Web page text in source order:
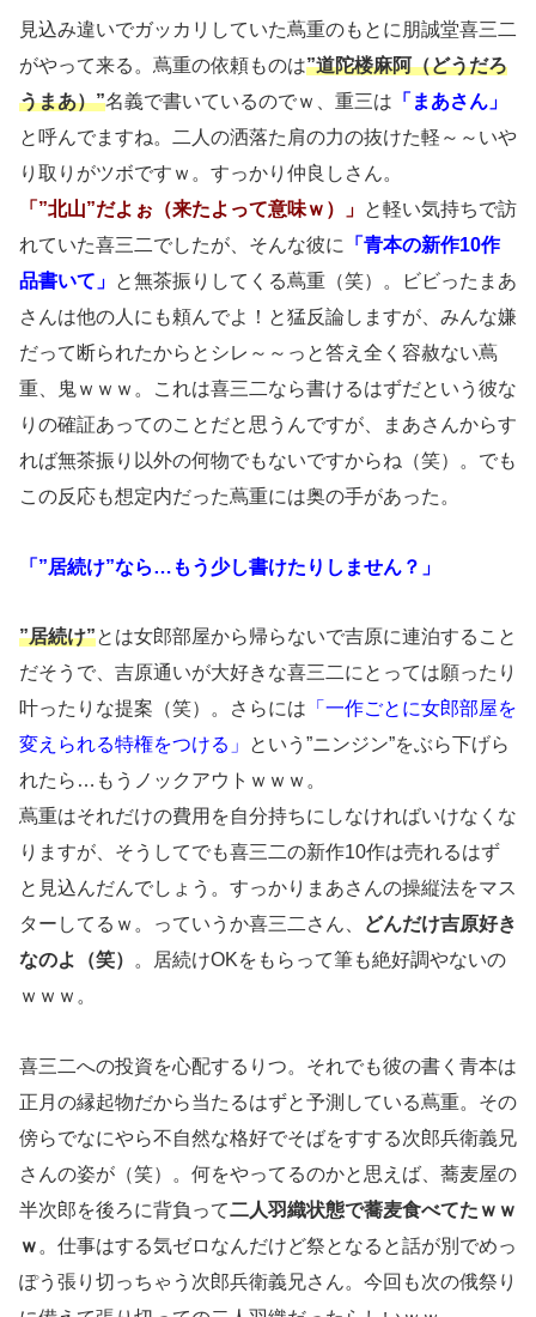
見込み違いでガッカリしていた蔦重のもとに朋誠堂喜三二
がやって来る。蔦重の依頼ものは”道陀楼麻阿（どうだろ
うまあ）”名義で書いているのでｗ、重三は 「まあさん」
と呼んでますね。二人の洒落た肩の力の抜けた軽～～いや
り取りがツボですｗ。すっかり仲良しさん。
「”北山”だよぉ（来たよって意味ｗ）」 と軽い気持ちで訪
れていた喜三二でしたが、そんな彼に
「青本の新作10作
品書いて」 と無茶振りしてくる蔦重（笑）。ビビったまあ
さんは他の人にも頼んでよ！と猛反論しますが、みんな嫌
だって断られたからとシレ～～っと答え全く容赦ない蔦
重、鬼ｗｗｗ。これは喜三二なら書けるはずだという彼な
りの確証あってのことだと思うんですが、まあさんからす
れば無茶振り以外の何物でもないですからね（笑）。でも
この反応も想定内だった蔦重には奥の手があった。
「”居続け”なら…もう少し書けたりしません？」
”居続け”とは女郎部屋から帰らないで吉原に連泊すること
だそうで、吉原通いが大好きな喜三二にとっては願ったり
叶ったりな提案（笑）。さらには 「一作ごとに女郎部屋を
変えられる特権をつける」
という”ニンジン”をぶら下げら
れたら…もうノックアウトｗｗｗ。
蔦重はそれだけの費用を自分持ちにしなければいけなくな
りますが、そうしてでも喜三二の新作10作は売れるはず
と見込んだんでしょう。すっかりまあさんの操縦法をマス
ターしてるｗ。っていうか喜三二さん、
どんだけ吉原好き
なのよ（笑）
。居続けOKをもらって筆も絶好調やないの
ｗｗｗ。
喜三二への投資を心配するりつ。それでも彼の書く青本は
正月の縁起物だから当たるはずと予測している蔦重。その
傍らでなにやら不自然な格好でそばをすする次郎兵衛義兄
さんの姿が（笑）。何をやってるのかと思えば、蕎麦屋の
半次郎を後ろに背負って二人羽織状態で蕎麦食べてたｗｗ
ｗ 。仕事はする気ゼロなんだけど祭となると話が別でめっ
ぽう張り切っちゃう次郎兵衛義兄さん。今回も次の俄祭り